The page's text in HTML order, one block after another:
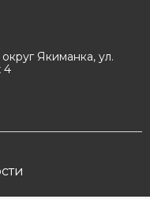
Якиманка, ул.
4